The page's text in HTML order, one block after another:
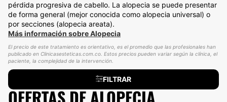
pérdida progresiva de cabello. La alopecia se puede presentar
de forma general (mejor conocida como alopecia universal) o
por secciones (alopecia areata).
Más información sobre Alopecia
El precio de este tratamiento es orientativo, es el promedio que las profesionales han
publicado en Clinicasesteticas.com.co. Estos precios pueden variar según la clínica, el
paciente, la complejidad de la intervención.
FILTRAR
OFERTAS DE ALOPECIA